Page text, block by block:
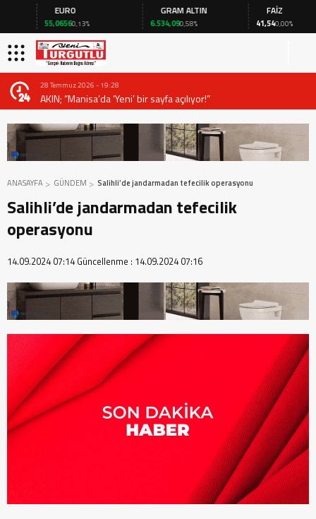
EURO
55,06560,13%
GRAM ALTIN
6.534,090,58%
FAİZ
41,54 0,00%
28 Temmuz 2026 - 19:28
AKIN; “Manisa’da ‘Yeni’ bir sayfa açılıyor!”
ANASAYFA GÜNDEM Salihli’de jandarmadan tefecilik operasyonu
Salihli’de jandarmadan tefecilik
operasyonu
14.09.2024 07:14 Güncellenme : 14.09.2024 07:16